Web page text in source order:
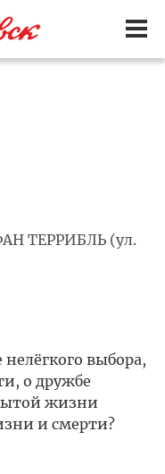
ТЕРРИБЛЬ (ул.
выбора,
о дружбе
жизни
и смерти?